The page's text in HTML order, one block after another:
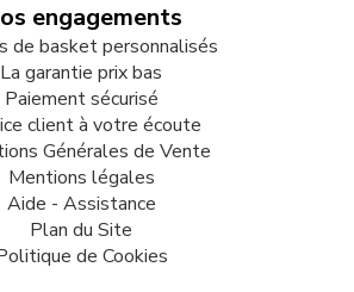
engagements
de basket personnalisés
La garantie prix bas
Paiement sécurisé
client à votre écoute
Générales de Vente
Mentions légales
Aide - Assistance
Plan du Site
de Cookies